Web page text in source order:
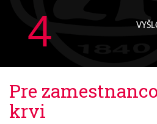
4
Pre
krvi